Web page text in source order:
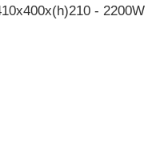
- 2200W